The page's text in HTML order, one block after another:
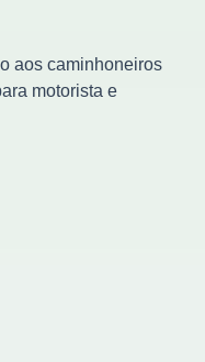
aos caminhoneiros
motorista e